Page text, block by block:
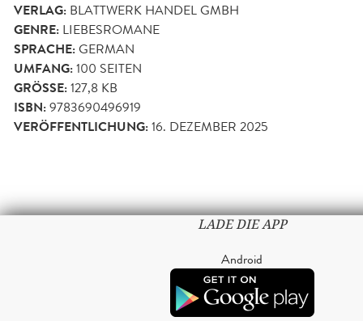
VERLAG: BLATTWERK HANDEL GMBH
GENRE: LIEBESROMANE
SPRACHE:GERMAN
UMFANG:100 SEITEN
GRÖSSE: 127,8 KB
ISBN:9783690496919
VERÖFFENTLICHUNG:16. DEZEMBER 2025
LADE DIE APP
Android